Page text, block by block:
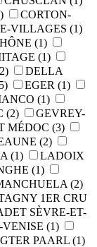
CORTON-
VILLAGES (1)
(1)
(1)
DELLA
EGER (1)
(1)
(2)
GEVREY-
MÉDOC (3)
(2)
(1)
LADOIX
(1)
(2)
1ER CRU
SÈVRE-ET-
(1)
PAARL (1)